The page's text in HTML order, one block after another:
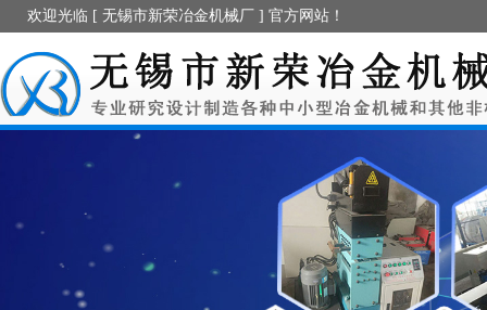
欢迎光临 [ 无锡市新荣冶金机械厂 ] 官方网站！